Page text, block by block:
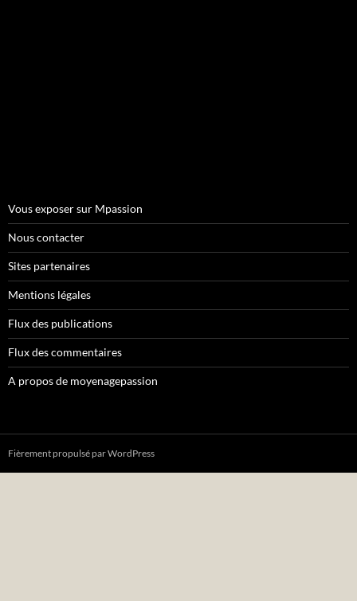
Vous exposer sur Mpassion
Nous contacter
Sites partenaires
Mentions légales
Flux des publications
Flux des commentaires
A propos de moyenagepassion
Fièrement propulsé par WordPress